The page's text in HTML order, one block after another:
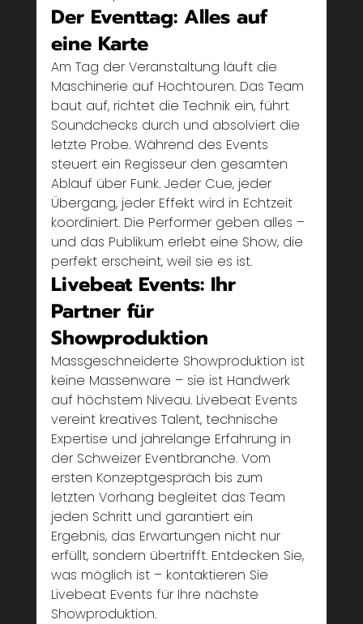
Der Eventtag: Alles auf
eine Karte
Am Tag der Veranstaltung läuft die
Maschinerie auf Hochtouren. Das Team
baut auf, richtet die Technik ein, führt
Soundchecks durch und absolviert die
letzte Probe. Während des Events
steuert ein Regisseur den gesamten
Ablauf über Funk. Jeder Cue, jeder
Übergang, jeder Effekt wird in Echtzeit
koordiniert. Die Performer geben alles –
und das Publikum erlebt eine Show, die
perfekt erscheint, weil sie es ist.
Livebeat Events: Ihr
Partner für
Showproduktion
Massgeschneiderte Showproduktion ist
keine Massenware – sie ist Handwerk
auf höchstem Niveau. Livebeat Events
vereint kreatives Talent, technische
Expertise und jahrelange Erfahrung in
der Schweizer Eventbranche. Vom
ersten Konzeptgespräch bis zum
letzten Vorhang begleitet das Team
jeden Schritt und garantiert ein
Ergebnis, das Erwartungen nicht nur
erfüllt, sondern übertrifft. Entdecken Sie,
was möglich ist – kontaktieren Sie
Livebeat Events für Ihre nächste
Showproduktion.